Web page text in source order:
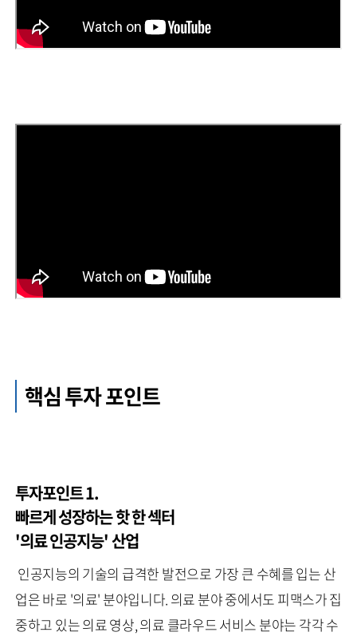
핵심 투자 포인트
투자포인트 1.
빠르게 성장하는 핫 한 섹터
'의료 인공지능' 산업
인공지능의 기술의 급격한 발전으로 가장 큰 수혜를 입는 산
업은 바로 '의료' 분야입니다. 의료 분야 중에서도 피맥스가 집
중하고 있는 의료 영상, 의료 클라우드 서비스 분야는 각각 수